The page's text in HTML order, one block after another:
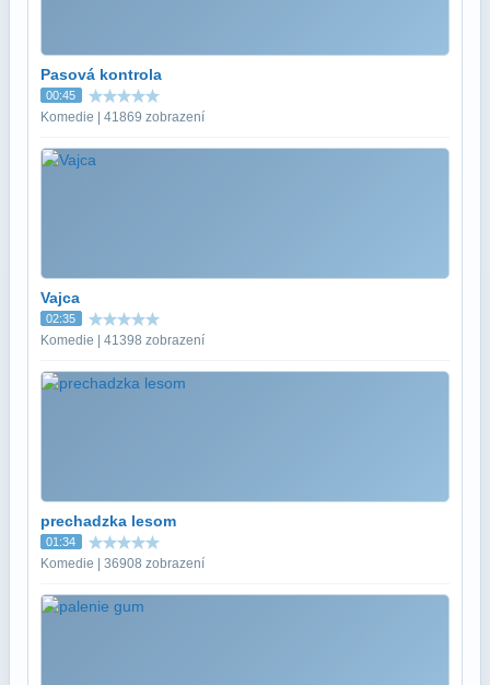
Pasová kontrola
00:45
Komedie | 41869 zobrazení
Vajca
02:35
Komedie | 41398 zobrazení
prechadzka lesom
01:34
Komedie | 36908 zobrazení